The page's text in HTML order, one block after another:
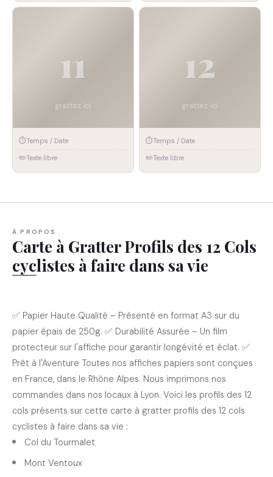
⏱Temps / Date
✏️Texte libre
⏱Temps / Date
✏️Texte libre
À PROPOS
Carte à Gratter Profils des 12 Cols
cyclistes à faire dans sa vie
✅ Papier Haute Qualité – Présenté en format A3 sur du
papier épais de 250g. ✅ Durabilité Assurée – Un film
protecteur sur l'affiche pour garantir longévité et éclat. ✅
Prêt à l'Aventure Toutes nos affiches papiers sont conçues
en France, dans le Rhône Alpes. Nous imprimons nos
commandes dans nos locaux à Lyon. Voici les profils des 12
cols présents sur cette carte à gratter profils des 12 cols
cyclistes à faire dans sa vie :
Col du Tourmalet
Mont Ventoux